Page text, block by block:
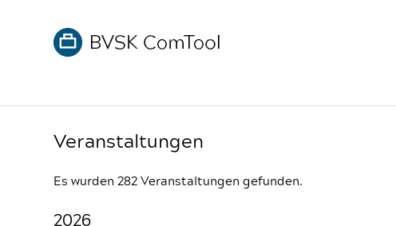
Veranstaltungen
Es wurden 282 Veranstaltungen gefunden.
2026